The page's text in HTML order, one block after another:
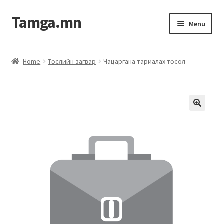
Tamga.mn Menu
Дотоод журмын багц
Home Төслийн загвар Чацаргана тариалах төсөл